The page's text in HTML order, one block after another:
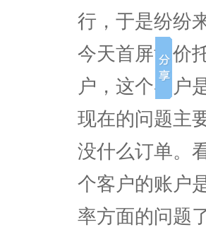
行，于是纷纷
今天首屏竞价
户，这个客户
现在的问题主
没什么订单。
个客户的账户
率方面的问题了